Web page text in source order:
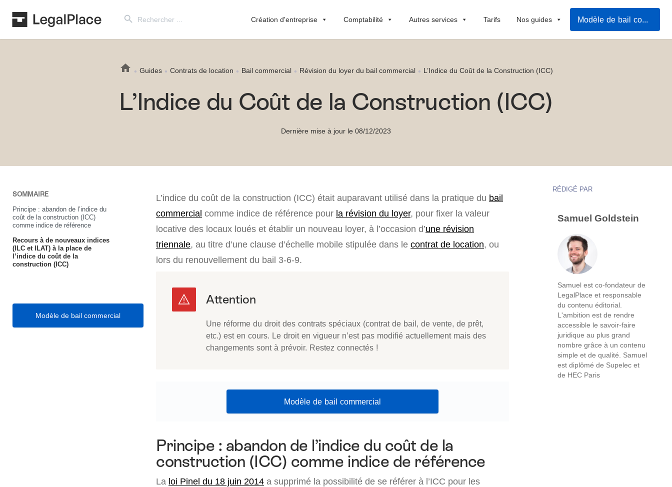
for:
Création d'entreprise Comptabilité Autres services Tarifs Nos guides Modèle de bail commercial
Guides Contrats de location Bail commercial Révision du loyer du bail commercial L’Indice du Coût de la Construction (ICC)
L’Indice du Coût de la Construction (ICC)
Dernière mise à jour le 08/12/2023
SOMMAIRE
Principe : abandon de l’indice du
coût de la construction (ICC)
comme indice de référence
Recours à de nouveaux indices
(ILC et ILAT) à la place de
l’indice du coût de la
construction (ICC)
Modèle de bail commercial
L’indice du coût de la construction (ICC) était auparavant utilisé dans la pratique du bail
commercial comme indice de référence pour la révision du loyer, pour fixer la valeur
locative des locaux loués et établir un nouveau loyer, à l’occasion d’une révision
triennale, au titre d’une clause d’échelle mobile stipulée dans le contrat de location, ou
lors du renouvellement du bail 3-6-9.
Une réforme du droit des contrats spéciaux (contrat de bail, de vente, de prêt,
etc.) est en cours. Le droit en vigueur n’est pas modifié actuellement mais des
changements sont à prévoir. Restez connectés !
Modèle de bail commercial
Principe : abandon de l’indice du coût de la
construction (ICC) comme indice de référence
La loi Pinel du 18 juin 2014 a supprimé la possibilité de se référer à l’ICC pour les
RÉDIGÉ PAR
Samuel Goldstein
Samuel est co-fondateur de
LegalPlace et responsable
du contenu éditorial.
L'ambition est de rendre
accessible le savoir-faire
juridique au plus grand
nombre grâce à un contenu
simple et de qualité. Samuel
est diplômé de Supelec et
de HEC Paris